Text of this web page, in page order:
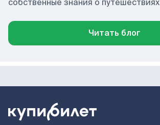
собственные знания о путешествиях
Читать блог